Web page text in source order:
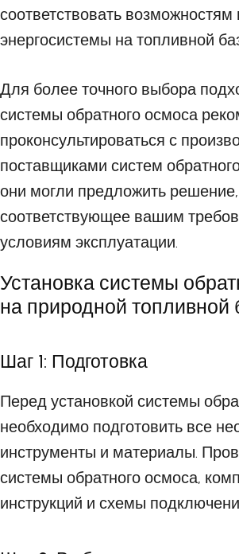
соответствовать
энергосистемы на топливной
Для более точного выбора
системы обратного осмоса
проконсультироваться с
поставщиками систем
они могли предложить решение,
соответствующее вашим
условиям эксплуатации.
Установка системы
на природной топливной
Шаг 1: Подготовка
Перед установкой системы
необходимо подготовить все
инструменты и материалы.
системы обратного осмоса,
инструкций и схемы